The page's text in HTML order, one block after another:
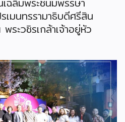
เมนทรรามาธิบดีศรีสิน
ระวชิรเกล้าเจ้าอยู่หัว